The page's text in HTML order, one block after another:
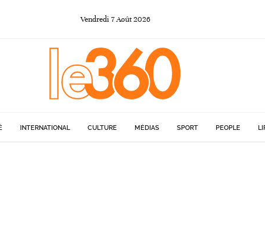
Vendredi 7Août 2026
INTERNATIONAL CULTURE MÉDIAS SPORT PEOPLE